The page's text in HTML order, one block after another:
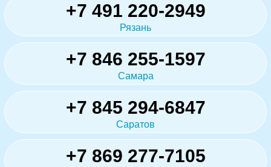
+7 491 220-2949
Рязань
+7 846 255-1597
Самара
+7 845 294-6847
Саратов
+7 869 277-7105